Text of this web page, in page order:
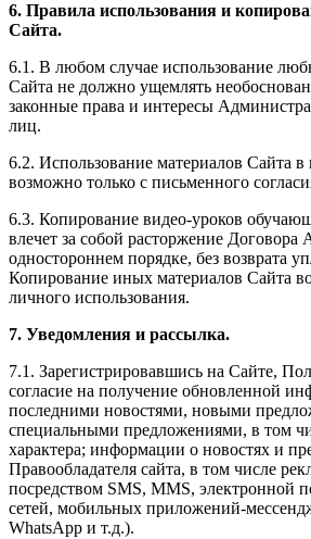
6. Правила использования и
Сайта.
6.1. В любом случае использование
Сайта не должно ущемлять
законные права и интересы
лиц.
6.2. Использование материалов Сайта в
возможно только с письменного
6.3. Копирование видео-уроков
влечет за собой расторжение Договора
одностороннем порядке, без возврата
Копирование иных материалов Сайта
личного использования.
7. Уведомления и рассылка.
7.1. Зарегистрировавшись на Сайте,
согласие на получение обновленной
последними новостями, новыми
специальными предложениями, в том
характера; информации о новостях и
Правообладателя сайта, в том числе
посредством SMS, MMS, электронной
сетей, мобильных приложений-
WhatsApp и т.д.).